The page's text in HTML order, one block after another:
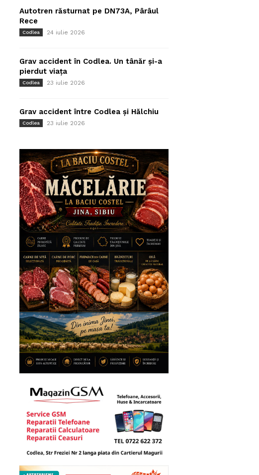
Autotren răsturnat pe DN73A, Pârâul
Rece
Codlea 24 iulie 2026
Grav accident în Codlea. Un tânăr și-a
pierdut viața
Codlea 23 iulie 2026
Grav accident între Codlea și Hălchiu
Codlea 23 iulie 2026